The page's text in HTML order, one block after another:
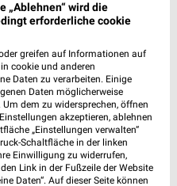
Fritzlar ab Mo.
„Ablehnen“ wird die
erforderliche cookie
greifen auf Informationen auf
cookie und anderen
Daten zu verarbeiten. Einige
Daten möglicherweise
dem zu widersprechen, öffnen
akzeptieren, ablehnen
„Einstellungen verwalten“
Schaltfläche in der linken
Einwilligung zu widerrufen,
Link in der Fußzeile der Website
Daten“. Auf dieser Seite können